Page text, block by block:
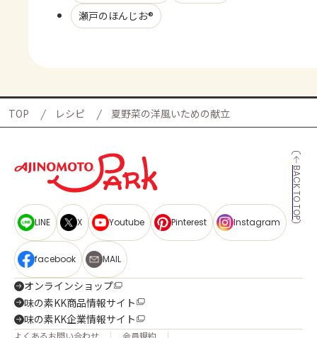
瀬戸のほんじお®
TOP レシピ 夏野菜の洋風いための献立
BACK TO TOP
LINE X Youtube Pinterest Instagram
facebook MAIL
オンラインショップ
味の素KK商品情報サイト
味の素KK企業情報サイト
よくあるお問い合わせ 会員規約